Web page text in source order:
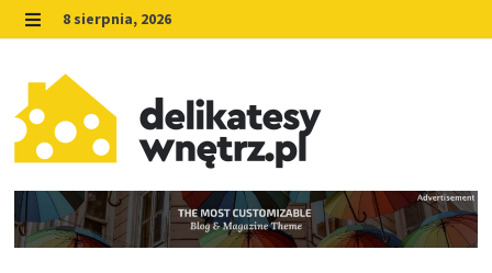
Skip
to
content
MENU
8 sierpnia, 2026